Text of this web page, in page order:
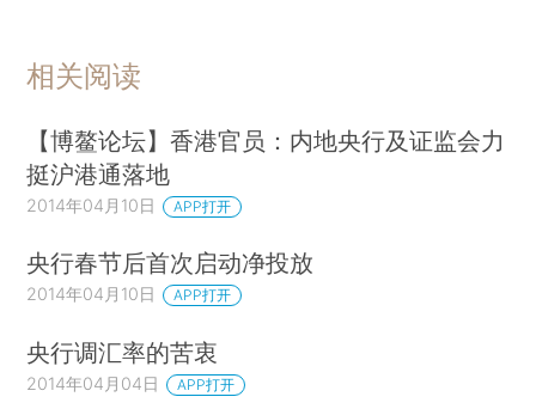
相关阅读
【博鳌论坛】香港官员：内地央行及证监会力
挺沪港通落地
2014年04月10日 APP打开
央行春节后首次启动净投放
2014年04月10日 APP打开
央行调汇率的苦衷
2014年04月04日 APP打开